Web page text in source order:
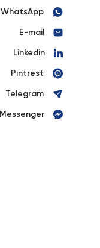
WhatsApp
E-mail
Linkedin
Pintrest
Telegram
Messenger